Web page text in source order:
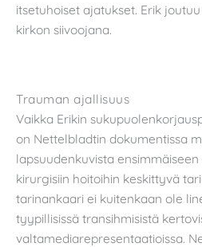
itsetuhoiset ajatukset. Erik
kirkon siivoojana.
Trauman ajallisuus
Vaikka Erikin
on Nettelbladtin dokumentissa
lapsuudenkuvista
kirurgisiin hoitoihin keskittyvä
tarinankaari ei kuitenkaan ole
tyypillisissä transihmisistä
valtamediarepresentaatioissa.